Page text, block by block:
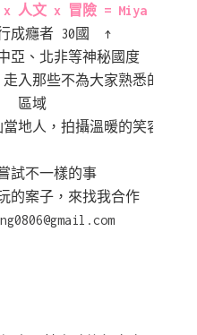
人文 x 冒險 = Miya
成癮者 30國 ↑
亞、北非等神秘國度
入那些不為大家熟悉的
區域
地人，拍攝溫暖的笑容
試不一樣的事
的案子，來找我合作